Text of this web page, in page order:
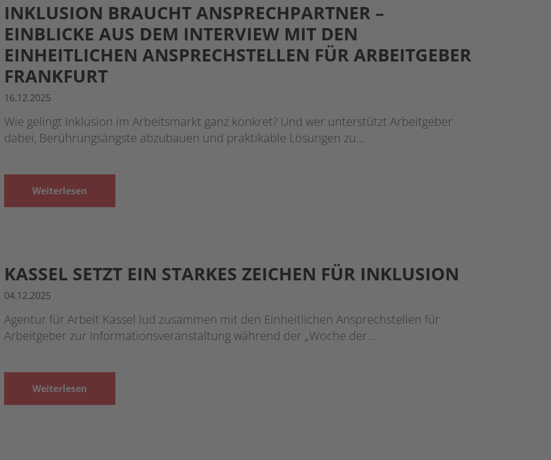
INKLUSION BRAUCHT ANSPRECHPARTNER –
EINBLICKE AUS DEM INTERVIEW MIT DEN
EINHEITLICHEN ANSPRECHSTELLEN FÜR ARBEITGEBER
FRANKFURT
16.12.2025
Wie gelingt Inklusion im Arbeitsmarkt ganz konkret? Und wer unterstützt Arbeitgeber
dabei, Berührungsängste abzubauen und praktikable Lösungen zu…
Weiterlesen
KASSEL SETZT EIN STARKES ZEICHEN FÜR INKLUSION
04.12.2025
Agentur für Arbeit Kassel lud zusammen mit den Einheitlichen Ansprechstellen für
Arbeitgeber zur Informationsveranstaltung während der „Woche der…
Weiterlesen